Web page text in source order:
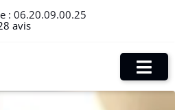
: 06.20.09.00.25
avis